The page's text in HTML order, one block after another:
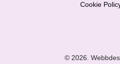
Cookie
© 2026.